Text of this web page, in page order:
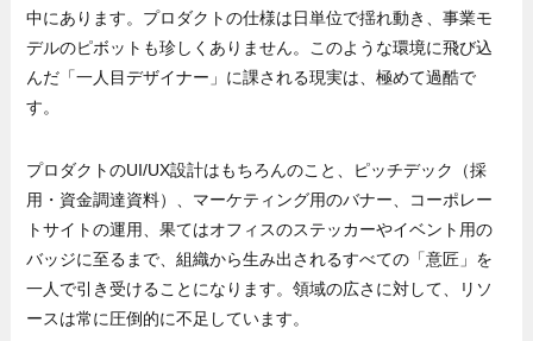
中にあります。プロダクトの仕様は日単位で揺れ動き、事業モ
デルのピボットも珍しくありません。このような環境に飛び込
んだ「一人目デザイナー」に課される現実は、極めて過酷で
す。
プロダクトのUI/UX設計はもちろんのこと、ピッチデック（採
用・資金調達資料）、マーケティング用のバナー、コーポレー
トサイトの運用、果てはオフィスのステッカーやイベント用の
バッジに至るまで、組織から生み出されるすべての「意匠」を
一人で引き受けることになります。領域の広さに対して、リソ
ースは常に圧倒的に不足しています。